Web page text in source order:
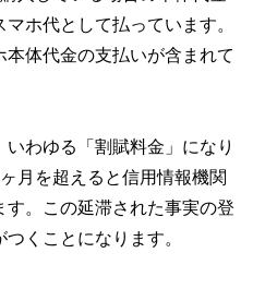
ホ代として払っています。
体代金の支払いが含まれて
わゆる「割賦料金」になり
月を超えると信用情報機関
。この延滞された事実の登
くことになります。